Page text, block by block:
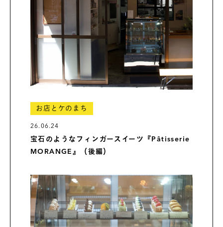
お店とケのまち
26.06.24
宝石のようなフィンガースイーツ『Pâtisserie
MORANGE』（後編）